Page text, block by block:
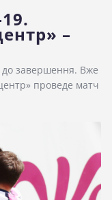
–
до завершення. Вже
проведе матч